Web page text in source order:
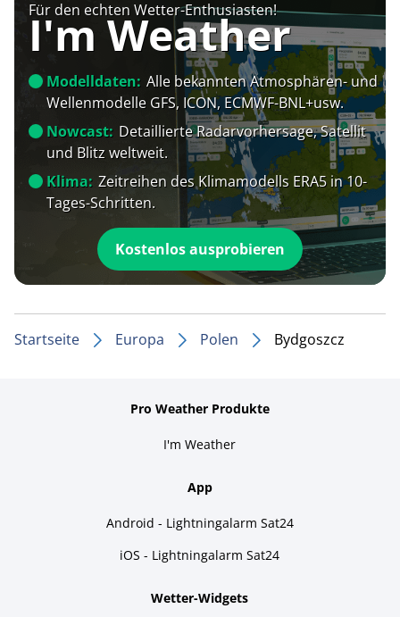
Für den echten Wetter-Enthusiasten!
I'm Weather
Modelldaten: Alle bekannten Atmosphären- und
Wellenmodelle GFS, ICON, ECMWF-BNL+usw.
Nowcast: Detaillierte Radarvorhersage, Satellit
und Blitz weltweit.
Klima: Zeitreihen des Klimamodells ERA5 in 10-
Tages-Schritten.
Kostenlos ausprobieren
Startseite Europa Polen Bydgoszcz
Pro Weather Produkte
I'm Weather
App
Android - Lightningalarm Sat24
iOS - Lightningalarm Sat24
Wetter-Widgets